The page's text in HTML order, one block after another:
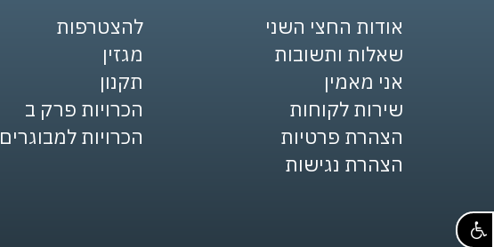
להצטרפות
מגזין
תקנון
הכרויות פרק ב
הכרויות למבוגרים
אודות החצי השני
שאלות ותשובות
אני מאמין
שירות לקוחות
הצהרת פרטיות
הצהרת נגישות